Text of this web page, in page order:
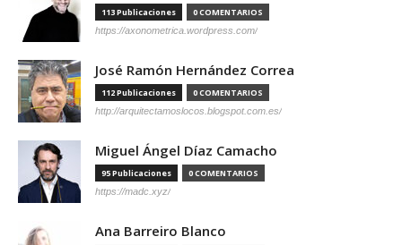
113 Publicaciones 0 COMENTARIOS
https://axonometrica.wordpress.com/
José Ramón Hernández Correa
112 Publicaciones 0 COMENTARIOS
http://arquitectamoslocos.blogspot.com.es/
Miguel Ángel Díaz Camacho
95 Publicaciones 0 COMENTARIOS
https://madc.xyz/
Ana Barreiro Blanco